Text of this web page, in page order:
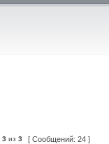
3 из 3 [ Сообщений: 24 ]